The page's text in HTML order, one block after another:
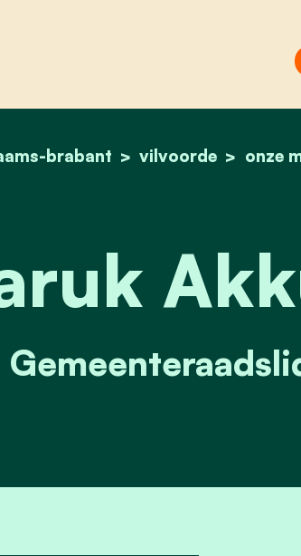
home
brabant vilvoorde onze
faruk akkus